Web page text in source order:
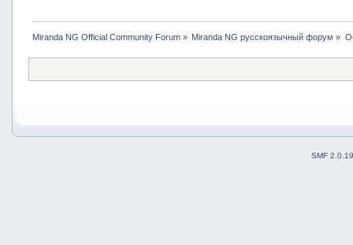
Miranda NG Official Community Forum» Miranda NG русскоязычный форум »
SMF 2.0.19